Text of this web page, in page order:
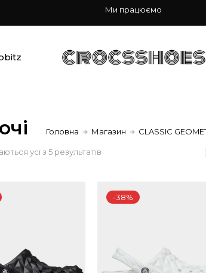
Ми працюємо
Головна Магазин CLASSIC
усі з 5 результатів
popularity
-38%